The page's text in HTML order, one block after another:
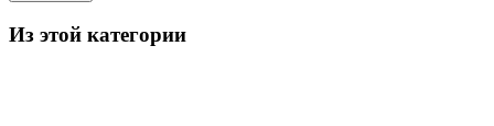
Из этой категории